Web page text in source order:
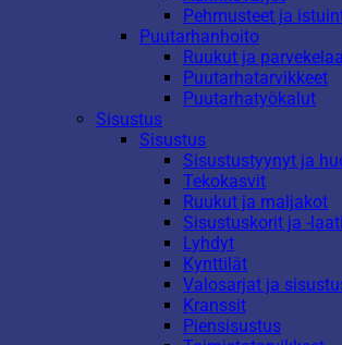
Pehmusteet ja
Puutarhanhoito
Ruukut ja
Puutarhatarvikkeet
Puutarhatyökalut
Sisustus
Sisustus
Sisustustyynyt ja
Tekokasvit
Ruukut ja maljakot
Sisustuskorit ja -
Lyhdyt
Kynttilät
Valosarjat ja
Kranssit
Piensisustus